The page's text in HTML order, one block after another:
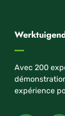
Avec 200
expérience